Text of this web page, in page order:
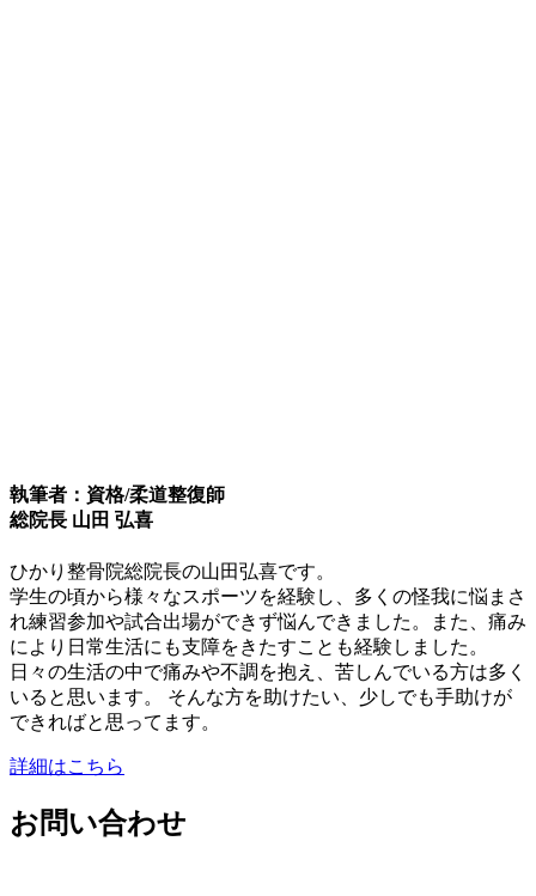
執筆者：資格/柔道整復師
総院長 山田 弘喜
ひかり整骨院総院長の山田弘喜です。
学生の頃から様々なスポーツを経験し、多くの怪我に悩まさ
れ練習参加や試合出場ができず悩んできました。また、痛み
により日常生活にも支障をきたすことも経験しました。
日々の生活の中で痛みや不調を抱え、苦しんでいる方は多く
いると思います。 そんな方を助けたい、少しでも手助けが
できればと思ってます。
詳細はこちら
お問い合わせ